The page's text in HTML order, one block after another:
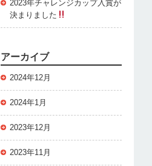
2023年チャレンジカップ入賞が
決まりました
アーカイブ
2024年12月
2024年1月
2023年12月
2023年11月